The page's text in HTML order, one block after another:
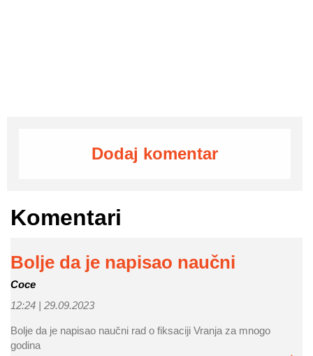
Dodaj komentar
Komentari
Bolje da je napisao naučni
Coce
12:24 | 29.09.2023
Bolje da je napisao naučni rad o fiksaciji Vranja za mnogo
godina